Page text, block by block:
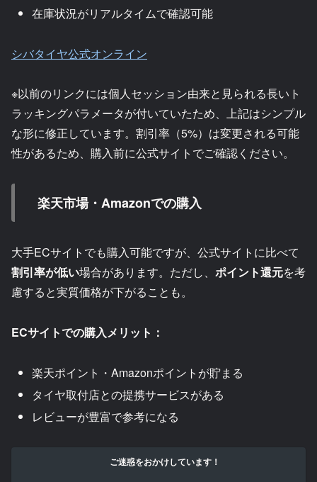
在庫状況がリアルタイムで確認可能
シバタイヤ公式オンライン
※以前のリンクには個人セッション由来と見られる長いト
ラッキングパラメータが付いていたため、上記はシンプル
な形に修正しています。割引率（5%）は変更される可能
性があるため、購入前に公式サイトでご確認ください。
楽天市場・Amazonでの購入
大手ECサイトでも購入可能ですが、公式サイトに比べて
割引率が低い場合があります。ただし、 ポイント還元を考
慮すると実質価格が下がることも。
ECサイトでの購入メリット：
楽天ポイント・Amazonポイントが貯まる
タイヤ取付店との提携サービスがある
レビューが豊富で参考になる
ご迷惑をおかけしています！